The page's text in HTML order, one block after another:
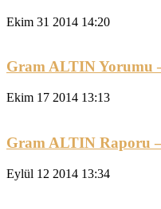
Ekim 31 2014 14:20
Gram ALTIN Yorumu
Ekim 17 2014 13:13
Gram ALTIN Raporu
Eylül 12 2014 13:34